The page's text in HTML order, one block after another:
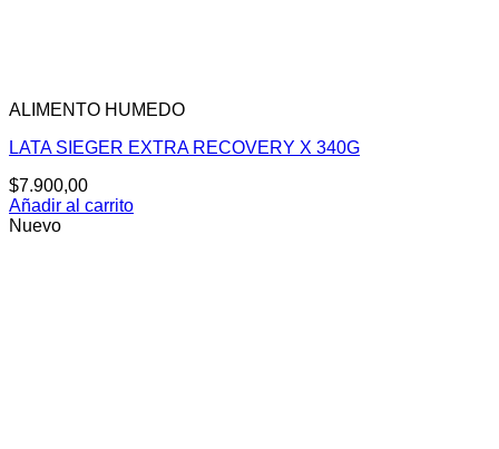
ALIMENTO HUMEDO
LATA SIEGER EXTRA RECOVERY X 340G
$7.900,00
Añadir al carrito
Nuevo